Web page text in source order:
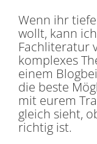
Wenn ihr
wollt, kann
Fachliteratur
komplexes
einem
die beste
mit eurem
gleich sieht,
richtig ist.